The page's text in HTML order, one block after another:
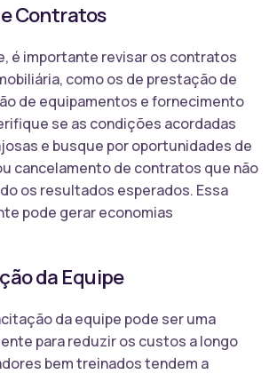
Contratos
é importante revisar os contratos
como os de prestação de
de equipamentos e fornecimento
se as condições acordadas
e busque por oportunidades de
cancelamento de contratos que não
os resultados esperados. Essa
pode gerar economias
da Equipe
da equipe pode ser uma
para reduzir os custos a longo
bem treinados tendem a